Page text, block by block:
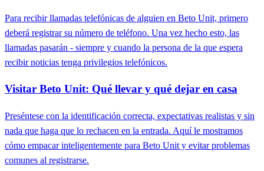
Para recibir llamadas telefónicas de alguien en Beto Unit, primero
deberá registrar su número de teléfono. Una vez hecho esto, las
llamadas pasarán - siempre y cuando la persona de la que espera
recibir noticias tenga privilegios telefónicos.
Visitar Beto Unit: Qué llevar y qué dejar en casa
Preséntese con la identificación correcta, expectativas realistas y sin
nada que haga que lo rechacen en la entrada. Aquí le mostramos
cómo empacar inteligentemente para Beto Unit y evitar problemas
comunes al registrarse.